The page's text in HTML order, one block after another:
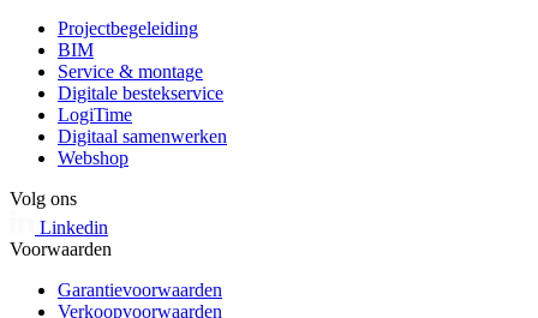
Projectbegeleiding
BIM
Service & montage
Digitale bestekservice
LogiTime
Digitaal samenwerken
Webshop
Volg ons
Linkedin
Voorwaarden
Garantievoorwaarden
Verkoopvoorwaarden